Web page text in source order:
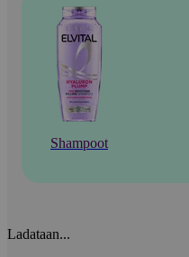
Shampoot
Ladataan...